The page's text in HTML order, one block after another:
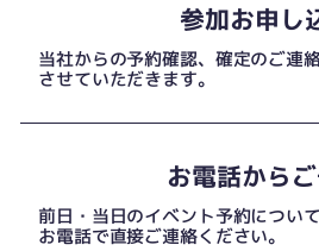
参加お申し
当社からの予約確認、確定のご連
させていただきます。
お電話から
前日・当日のイベント予約について
お電話で直接ご連絡ください。